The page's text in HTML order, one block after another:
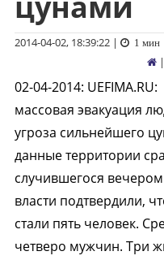
2014-04-02, 18:39:22| 1 мин
02-04-2014: UEFIMA.RU:
массовая эвакуация
угроза сильнейшего
данные территории
случившегося
власти подтвердили,
стали пять человек.
четверо мужчин. Три